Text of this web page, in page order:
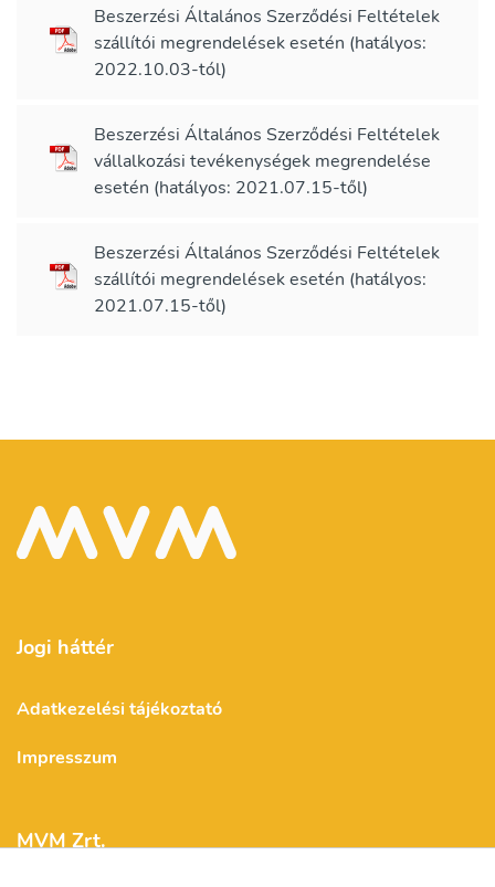
Beszerzési Általános Szerződési Feltételek
szállítói megrendelések esetén (hatályos:
2022.10.03-tól)
Beszerzési Általános Szerződési Feltételek
vállalkozási tevékenységek megrendelése
esetén (hatályos: 2021.07.15-től)
Beszerzési Általános Szerződési Feltételek
szállítói megrendelések esetén (hatályos:
2021.07.15-től)
Jogi háttér
Adatkezelési tájékoztató
Impresszum
MVM Zrt.